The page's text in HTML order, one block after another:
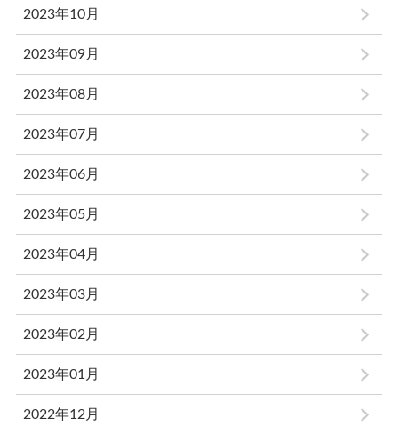
2023年10月
2023年09月
2023年08月
2023年07月
2023年06月
2023年05月
2023年04月
2023年03月
2023年02月
2023年01月
2022年12月